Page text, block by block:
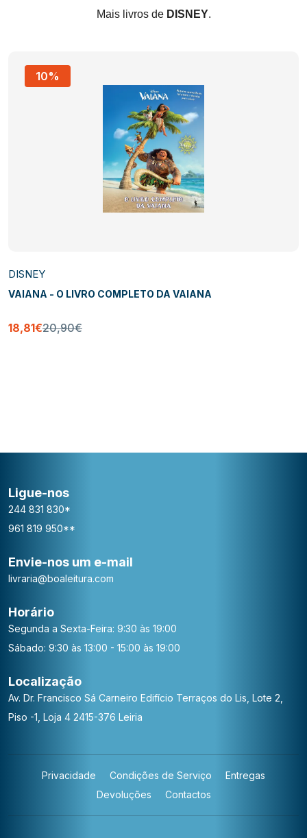
Mais livros de DISNEY.
10%
DISNEY
VAIANA - O LIVRO COMPLETO DA VAIANA
18,81€20,90€
Ligue-nos
244 831 830*
961 819 950**
Envie-nos um e-mail
livraria@boaleitura.com
Horário
Segunda a Sexta-Feira: 9:30 às 19:00
Sábado: 9:30 às 13:00 - 15:00 às 19:00
Localização
Av. Dr. Francisco Sá Carneiro Edifício Terraços do Lis, Lote 2,
Piso -1, Loja 4 2415-376 Leiria
Privacidade Condições de Serviço
Entregas
Devoluções
Contactos